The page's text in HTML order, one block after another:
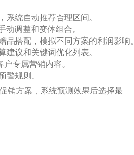
统自动推荐合理区间。
调整和变体组合。
搭配，模拟不同方案的利润影响。
议和关键词优化列表。
专属营销内容。
警规则。
销方案，系统预测效果后选择最